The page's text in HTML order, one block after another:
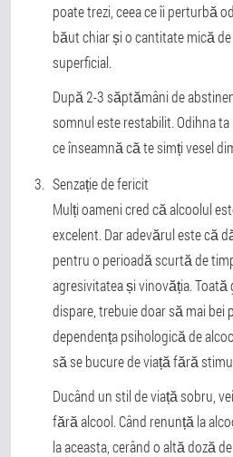
poate trezi, ceea ce îi perturbă
băut chiar și o cantitate mică
superficial.
După 2-3 săptămâni de
somnul este restabilit. Odihna
ce înseamnă că te simți vesel
Senzație de fericit
Mulți oameni cred că alcoolul
excelent. Dar adevărul este că
pentru o perioadă scurtă de
agresivitatea și vinovăția. Toată
dispare, trebuie doar să mai bei
dependența psihologică de
să se bucure de viață fără
Ducând un stil de viață sobru,
fără alcool. Când renunță la
la aceasta, cerând o altă doză